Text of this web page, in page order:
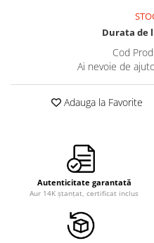
Durata de
Cod
Ai nevoie de
Adauga la Favorite
Autenticitate garantată
Aur 14K ștanțat, certificat inclus